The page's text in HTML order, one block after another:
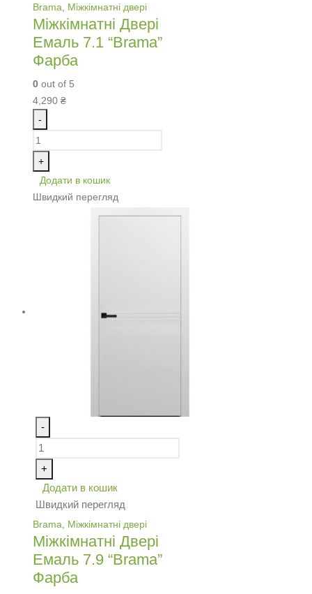
Brama Міжкімнатні двері
Міжкімнатні Двері
Емаль 7.1 “Brama”
Фарба
0 out of 5
4,290 ₴
-
+
Додати в кошик
Швидкий перегляд
-
+
Додати в кошик
Швидкий перегляд
Brama Міжкімнатні двері
Міжкімнатні Двері
Емаль 7.9 “Brama”
Фарба